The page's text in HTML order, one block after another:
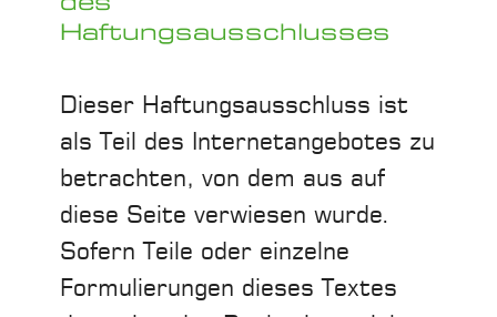
Haftungsausschlusses
Dieser Haftungsausschluss ist
als Teil des Internetangebotes zu
betrachten, von dem aus auf
diese Seite verwiesen wurde.
Sofern Teile oder einzelne
Formulierungen dieses Textes